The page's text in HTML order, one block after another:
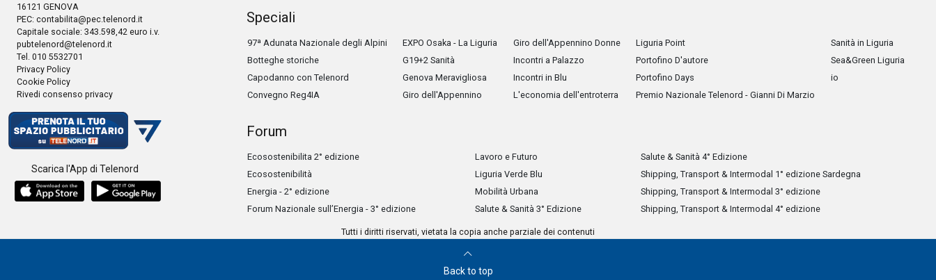
16121 GENOVA
PEC: contabilita@pec.telenord.it
Capitale sociale: 343.598,42 euro i.v.
pubtelenord@telenord.it
Tel. 010 5532701
Privacy Policy
Cookie Policy
Rivedi consenso privacy
Scarica l'App di Telenord
Speciali
97ª Adunata Nazionale degli Alpini
Botteghe storiche
Capodanno con Telenord
Convegno Reg4IA
EXPO Osaka - La Liguria
G19+2 Sanità
Genova Meravigliosa
Giro dell'Appennino
Giro dell'Appennino Donne
Incontri a Palazzo
Incontri in Blu
L'economia dell'entroterra
Liguria Point
Portofino D'autore
Portofino Days
Premio Nazionale Telenord - Gianni Di Marzio
Sanità in Liguria
Sea&Green Liguria
io
Forum
Ecosostenibilita 2° edizione
Ecosostenibilità
Energia - 2° edizione
Forum Nazionale sull’Energia - 3° edizione
Lavoro e Futuro
Liguria Verde Blu
Mobilità Urbana
Salute & Sanità 3° Edizione
Salute & Sanità 4° Edizione
Shipping, Transport & Intermodal 1° edizione Sardegna
Shipping, Transport & Intermodal 3° edizione
Shipping, Transport & Intermodal 4° edizione
Tutti i diritti riservati, vietata la copia anche parziale dei contenuti
Back to top